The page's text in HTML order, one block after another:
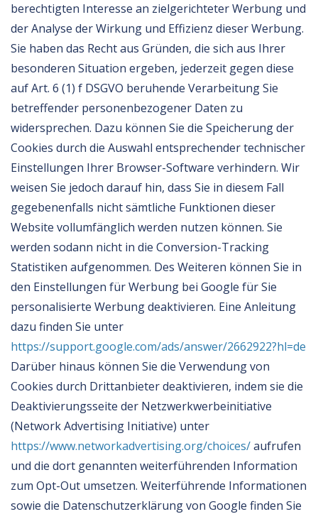
berechtigten Interesse an zielgerichteter Werbung und
der Analyse der Wirkung und Effizienz dieser Werbung.
Sie haben das Recht aus Gründen, die sich aus Ihrer
besonderen Situation ergeben, jederzeit gegen diese
auf Art. 6 (1) f DSGVO beruhende Verarbeitung Sie
betreffender personenbezogener Daten zu
widersprechen. Dazu können Sie die Speicherung der
Cookies durch die Auswahl entsprechender technischer
Einstellungen Ihrer Browser-Software verhindern. Wir
weisen Sie jedoch darauf hin, dass Sie in diesem Fall
gegebenenfalls nicht sämtliche Funktionen dieser
Website vollumfänglich werden nutzen können. Sie
werden sodann nicht in die Conversion-Tracking
Statistiken aufgenommen. Des Weiteren können Sie in
den Einstellungen für Werbung bei Google für Sie
personalisierte Werbung deaktivieren. Eine Anleitung
dazu finden Sie unter
https://support.google.com/ads/answer/2662922?hl=de
Darüber hinaus können Sie die Verwendung von
Cookies durch Drittanbieter deaktivieren, indem sie die
Deaktivierungsseite der Netzwerkwerbeinitiative
(Network Advertising Initiative) unter
https://www.networkadvertising.org/choices/aufrufen
und die dort genannten weiterführenden Information
zum Opt-Out umsetzen. Weiterführende Informationen
sowie die Datenschutzerklärung von Google finden Sie